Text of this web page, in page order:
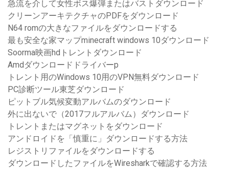
急流を介して女性ボス爆弾またはバストダウンロード
クリーンアーキテクチャのPDFをダウンロード
N64 romの大きなファイルをダウンロードする
最も安全な家マップminecraft windows 10ダウンロード
Soorma映画hdトレントダウンロード
Amdダウンロードドライバーp
トレント用のWindows 10用のVPN無料ダウンロード
PC診断ツール東芝ダウンロード
ピットブル気候変動アルバムのダウンロード
外に出ないで（2017フルアルバム）ダウンロード
トレントまたはマグネットをダウンロード
アンドロイドを「慎重に」ダウンロードする方法
レジストリファイルをダウンロードする
ダウンロードしたファイルをWiresharkで確認する方法